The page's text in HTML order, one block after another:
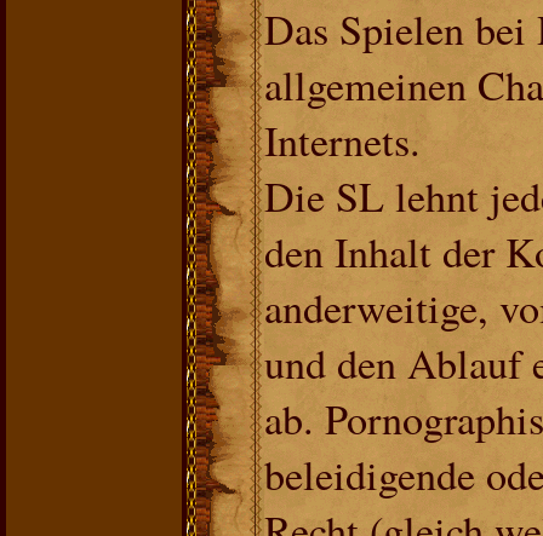
Das Spielen
allgemeinen
Internets.
Die SL lehnt
den Inhalt der
anderweitige,
und den Ablauf
ab.
beleidigende